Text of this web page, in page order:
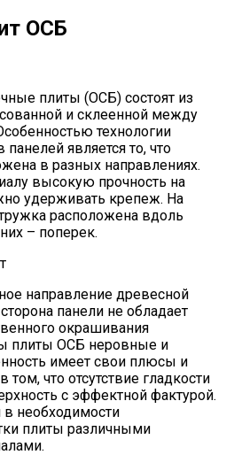
ОСБ
плиты (ОСБ) состоят из
и склеенной между
технологии
является то, что
в разных направлениях.
высокую прочность на
удерживать крепеж. На
расположена вдоль
– поперек.
направление древесной
панели не обладает
окрашивания
плиты ОСБ неровные и
имеет свои плюсы и
что отсутствие гладкости
с эффектной фактурой.
в необходимости
плиты различными